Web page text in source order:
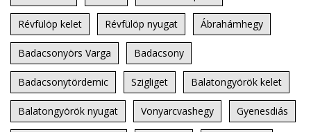
Révfülöp kelet Révfülöp nyugat Ábrahámhegy
Badacsonyörs Varga Badacsony
Badacsonytördemic Szigliget Balatongyörök kelet
Balatongyörök nyugat Vonyarcvashegy Gyenesdiás